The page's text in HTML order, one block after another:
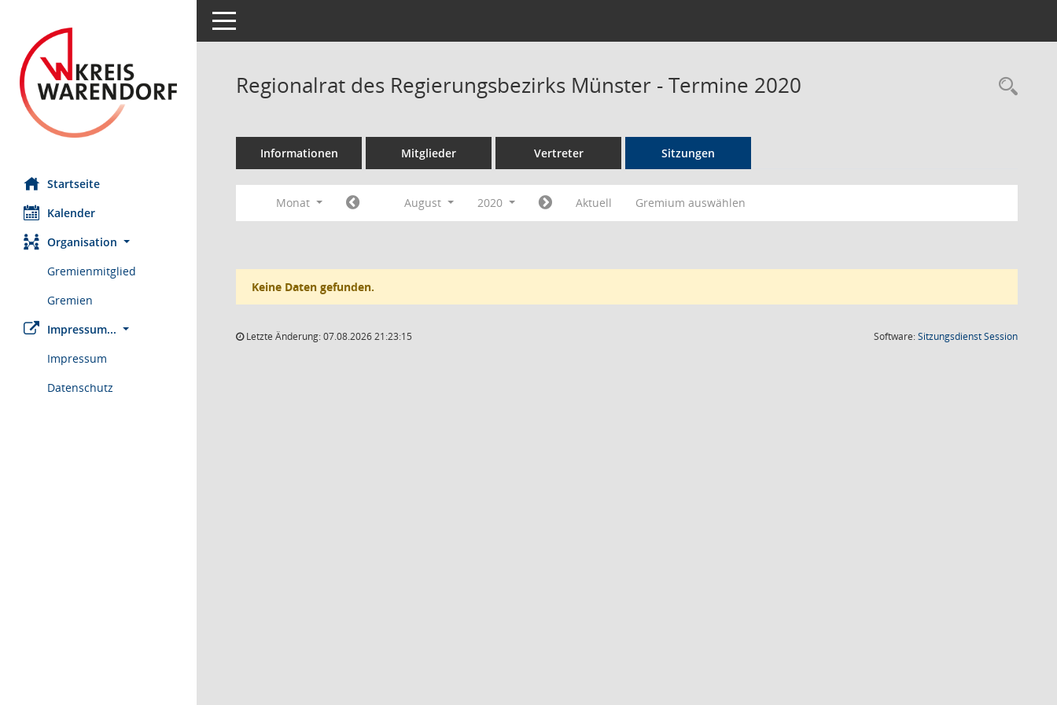
Startseite
Kalender
Organisation
Gremienmitglied
Gremien
Impressum...
Impressum
Datenschutz
Toggle navigation
Regionalrat des Regierungsbezirks Münster - Termine 2020
Informationen Mitglieder Vertreter Sitzungen
Monat August 2020 Aktuell Gremium auswählen
Keine Daten gefunden.
Letzte Änderung: 07.08.2026 21:23:15 Software:SitzungsdienstSession(Wird in